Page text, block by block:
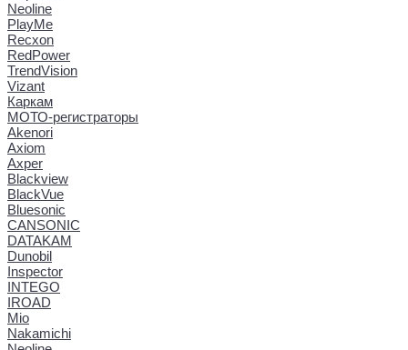
Neoline
PlayMe
Recxon
RedPower
TrendVision
Vizant
Каркам
МОТО-регистраторы
Akenori
Axiom
Axper
Blackview
BlackVue
Bluesonic
CANSONIC
DATAKAM
Dunobil
Inspector
INTEGO
IROAD
Mio
Nakamichi